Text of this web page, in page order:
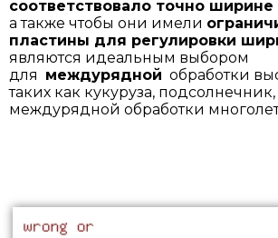
соответствовало точно
а также чтобы они имели
пластины для регулировки
являются идеальным выбором
для междурядной обработки
таких как кукуруза,
междурядной обработки